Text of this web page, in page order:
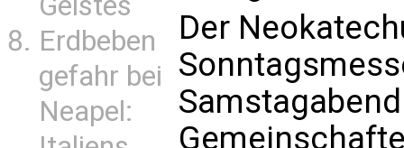
Erdbeben
gefahr bei
Neapel:
Der